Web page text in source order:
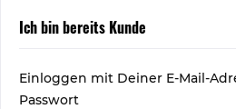
Ich bin bereits Kunde
Einloggen mit Deiner E-Mail-
Passwort